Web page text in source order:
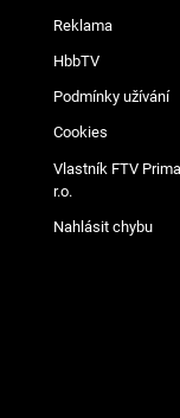
Reklama
HbbTV
Podmínky užívání
Cookies
Vlastník FTV
r.o.
Nahlásit chybu